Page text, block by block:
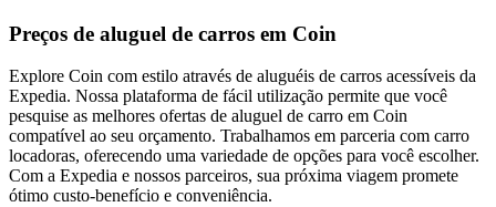
Preços de aluguel de carros em Coin
Explore Coin com estilo através de aluguéis de carros acessíveis da
Expedia. Nossa plataforma de fácil utilização permite que você
pesquise as melhores ofertas de aluguel de carro em Coin
compatível ao seu orçamento. Trabalhamos em parceria com carro
locadoras, oferecendo uma variedade de opções para você escolher.
Com a Expedia e nossos parceiros, sua próxima viagem promete
ótimo custo-benefício e conveniência.